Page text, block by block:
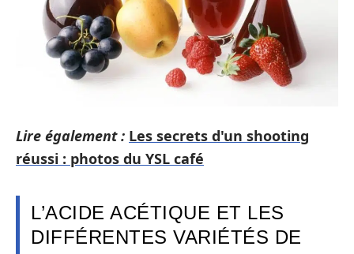
Lire également : Les secrets d'un shooting
réussi : photos du YSL café
L’ACIDE ACÉTIQUE ET LES
DIFFÉRENTES VARIÉTÉS DE